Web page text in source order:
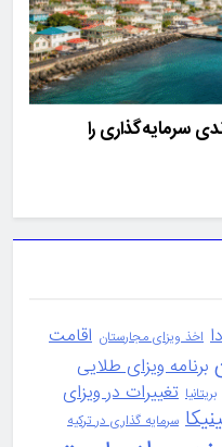
سرمایه‌گذاری را
اخذ ویزای مجارستان اقامت
برنامه ویزای طلایی
بریتانیا تغییرات در ویزای
سرمایه گذاری در ترکیه